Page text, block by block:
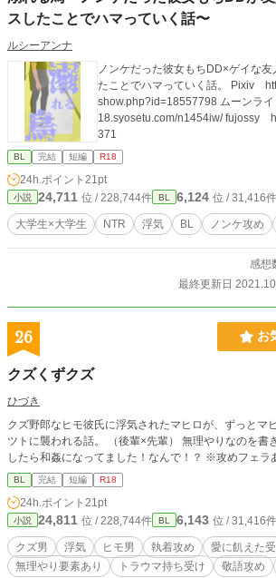
スしたことでハマっていく話〜
ルシーアンナ
ノンケだった彼女もちDD×ゲイな
たことでハマっていく話。 Pixiv https://www.pixiv.net/novel/
show.php?id=18557798 ムーンラ
18.syosetu.com/n1454iw/ fujossy
371
BL 完結 短編 R18
24h.ポイント 21pt
小説 24,711 位 / 228,744件 BL 6,124 位 / 31,416件
大学生×大学生 NTR 浮気 BL ノンケ攻め
感想
最終更新日
26 お
クズくずクズ
ひづき
クズ野郎なヒモ彼氏に浮気されたマヒロが、ずっとマ
ツトに襲われる話。 （後輩×先輩） 無理やりなのを書きたかったのに、読み返
したら和姦になってました！なんで！？ ※攻め
BL 完結 短編 R18
24h.ポイント 21pt
小説 24,811 位 / 228,744件 BL 6,143 位 / 31,416件
クズ男 浮気 ヒモ男 執着攻め 愛に飢えた
無理やり要素あり
トラウマ持ち受け 敬語攻め